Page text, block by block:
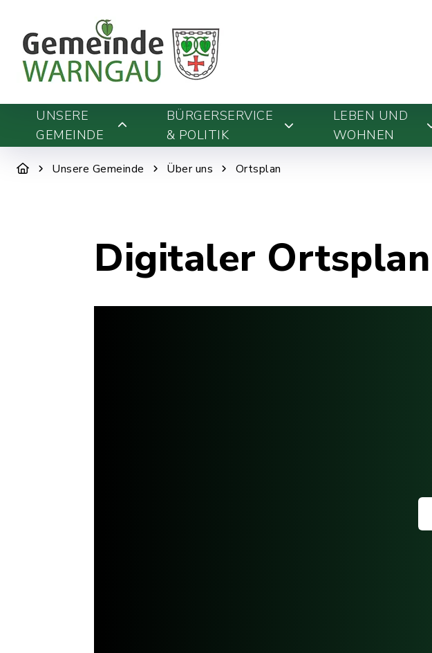
UNSERE
GEMEINDE
BÜRGERSERVICE
& POLITIK
LEBEN UND
WOHNEN
Unsere Gemeinde Über uns Ortsplan
Digitaler Ortsplan